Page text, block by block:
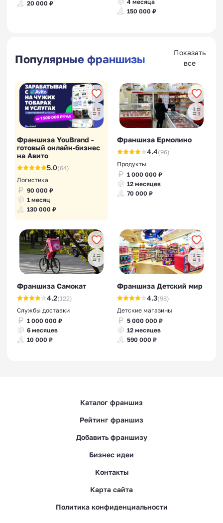
20 000 ₽
4 месяца
150 000 ₽
Популярные франшизы
Показать
все
Франшиза YouBrand -
готовый онлайн-бизнес
на Авито
5.0(64)
Логистика
90 000 ₽
1 месяц
130 000 ₽
Франшиза Ермолино
4.4(96)
Продукты
1 000 000 ₽
12 месяцев
70 000 ₽
Франшиза Самокат
4.2(122)
Службы доставки
1 000 000 ₽
6 месяцев
10 000 ₽
Франшиза Детский мир
4.3(98)
Детские магазины
5 000 000 ₽
12 месяцев
590 000 ₽
Каталог франшиз
Рейтинг франшиз
Добавить франшизу
Бизнес идеи
Контакты
Карта сайта
Политика конфиденциальности